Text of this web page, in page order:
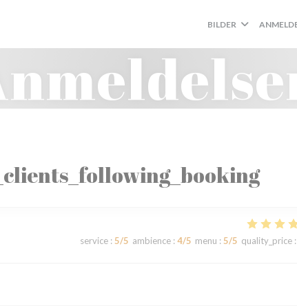
BILDER
service: 5/5 ambience: 4/5 menu : 5/5 quality_price: